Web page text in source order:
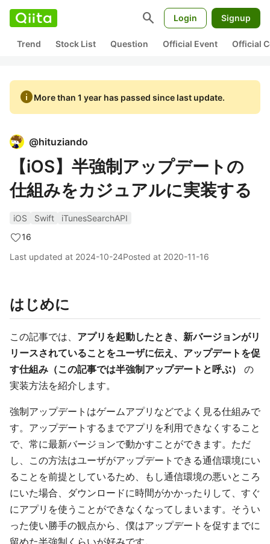
search Login Signup
Trend Stock List Question Official Event Official
infoMore than 1 year has passed since last update.
@hituziando
【iOS】半強制アップデートの
仕組みをカジュアルに実装する
iOS Swift
iTunesSearchAPI
16
Last updated at 2024-10-24Posted at 2020-11-16
はじめに
この記事では、 アプリを起動したとき、新バージョンがリ
リースされていることをユーザに伝え、アップデートを促
す仕組み（この記事では半強制アップデートと呼ぶ）
の
実装方法を紹介します。
強制アップデートはゲームアプリなどでよく見る仕組みで
す。アップデートするまでアプリを利用できなくすること
で、常に最新バージョンで動かすことができます。ただ
し、この方法はユーザがアップデートできる通信環境にい
ることを前提としているため、もし通信環境の悪いところ
にいた場合、ダウンロードに時間がかかったりして、すぐ
にアプリを使うことができなくなってしまいます。そうい
った使い勝手の観点から、僕はアップデートを促すまでに
留めた半強制くらいが好みです。